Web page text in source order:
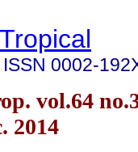
ISSN 0002-
vol.64
2014